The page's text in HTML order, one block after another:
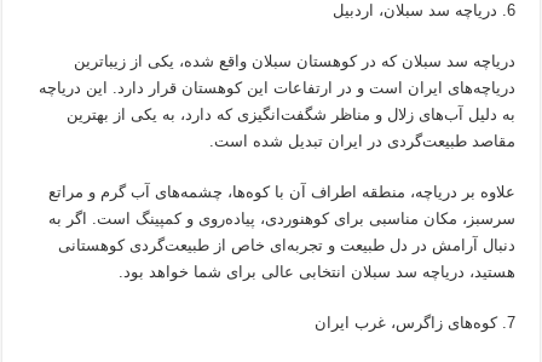
دریاچه سد سبلان، اردبیل
دریاچه سد سبلان که در کوهستان سبلان واقع شده، یکی از زیباترین
دریاچه‌های ایران است و در ارتفاعات این کوهستان قرار دارد. این دریاچه
به دلیل آب‌های زلال و مناظر شگفت‌انگیزی که دارد، به یکی از بهترین
مقاصد طبیعت‌گردی در ایران تبدیل شده است.
علاوه بر دریاچه، منطقه اطراف آن با کوه‌ها، چشمه‌های آب گرم و مراتع
سرسبز، مکان مناسبی برای کوهنوردی، پیاده‌روی و کمپینگ است. اگر به
دنبال آرامش در دل طبیعت و تجربه‌ای خاص از طبیعت‌گردی کوهستانی
هستید، دریاچه سد سبلان انتخابی عالی برای شما خواهد بود.
کوه‌های زاگرس، غرب ایران